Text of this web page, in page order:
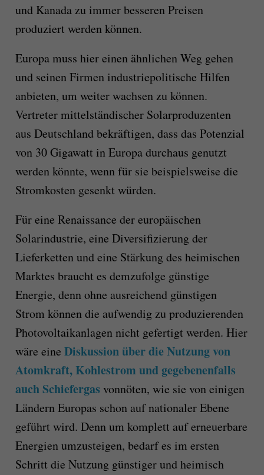
und Kanada zu immer besseren Preisen
produziert werden können.
Europa muss hier einen ähnlichen Weg gehen
und seinen Firmen industriepolitische Hilfen
anbieten, um weiter wachsen zu können.
Vertreter mittelständischer Solarproduzenten
aus Deutschland bekräftigen, dass das Potenzial
von 30 Gigawatt in Europa durchaus genutzt
werden könnte, wenn für sie beispielsweise die
Stromkosten gesenkt würden.
Für eine Renaissance der europäischen
Solarindustrie, eine Diversifizierung der
Lieferketten und eine Stärkung des heimischen
Marktes braucht es demzufolge günstige
Energie, denn ohne ausreichend günstigen
Strom können die aufwendig zu produzierenden
Photovoltaikanlagen nicht gefertigt werden. Hier
wäre eine Diskussion über die Nutzung von
Atomkraft, Kohlestrom und gegebenenfalls
auch Schiefergas vonnöten, wie sie von einigen
Ländern Europas schon auf nationaler Ebene
geführt wird. Denn um komplett auf erneuerbare
Energien umzusteigen, bedarf es im ersten
Schritt die Nutzung günstiger und heimisch